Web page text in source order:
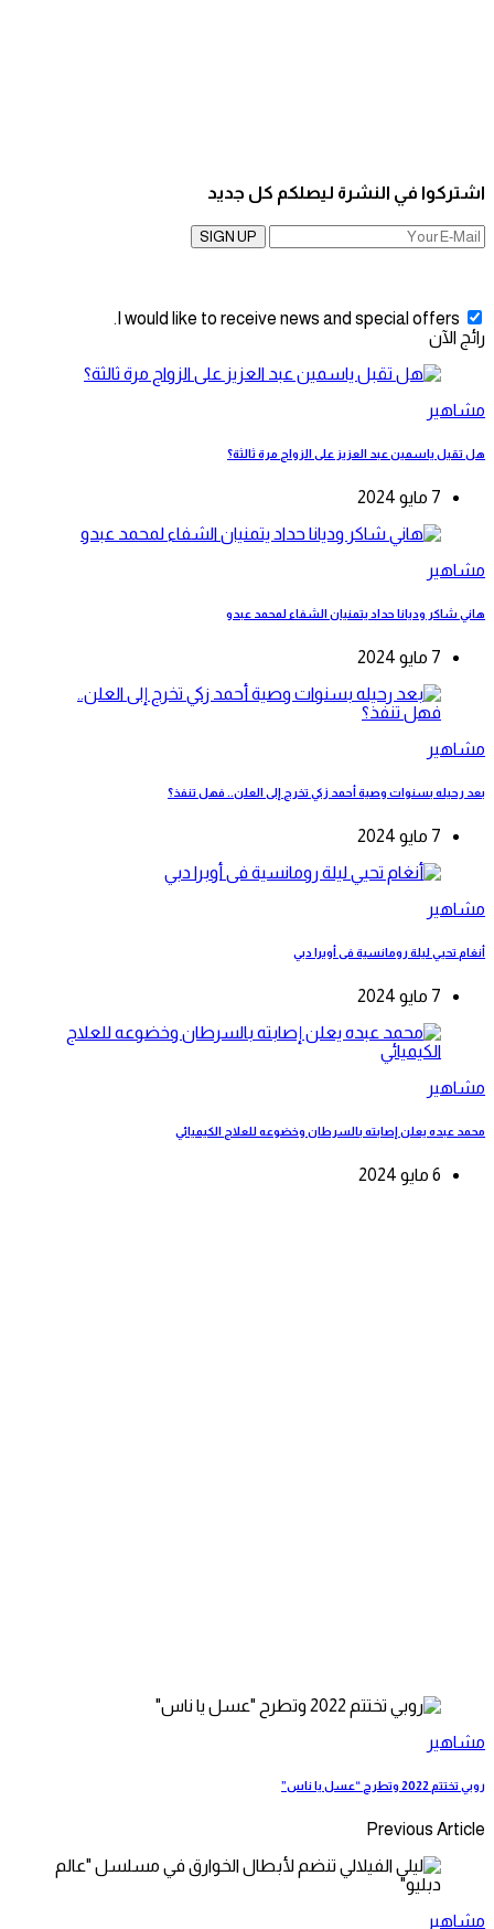
اشتركوا في النشرة ليصلكم كل جديد
SIGN UP
I would like to receive news and special offers.
رائج الآن
مشاهير
هل تقبل ياسمين عبد العزيز على الزواج مرة ثالثة؟
7 مايو 2024
مشاهير
هاني شاكر وديانا حداد يتمنيان الشفاء لمحمد عبدو
7 مايو 2024
مشاهير
بعد رحيله بسنوات وصية أحمد زكي تخرج إلى العلن.. فهل تنفذ؟
7 مايو 2024
مشاهير
أنغام تحيي ليلة رومانسية فى أوبرا دبي
7 مايو 2024
مشاهير
محمد عبده يعلن إصابته بالسرطان وخضوعه للعلاج الكيميائي
6 مايو 2024
مشاهير
روبي تختتم 2022 وتطرح “عسل يا ناس”
Previous Article
مشاهير